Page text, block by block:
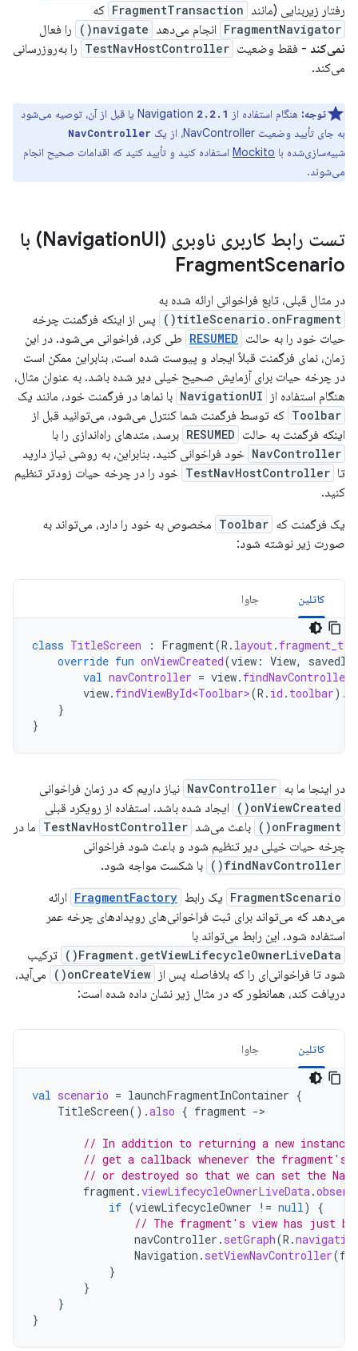
رفتار زیربنایی (مانند FragmentTransaction که
FragmentNavigator انجام می‌دهد navigate()
را فعال
نمی‌کند - فقط وضعیت TestNavHostController را به‌روزرسانی
می‌کند.
توجه: هنگام استفاده از Navigation 2.2.1
یا قبل از آن، توصیه می‌شود
به جای تأیید وضعیت NavController، از یک
NavController
شبیه‌سازی‌شده با Mockito استفاده کنید و تأیید کنید که اقدامات صحیح انجام
می‌شوند.
تست رابط کاربری ناوبری (Navigation
UI) با
FragmentScenario
در مثال قبلی، تابع فراخوانی ارائه شده به
titleScenario.onFragment()
پس از اینکه فرگمنت چرخه
حیات خود را به حالت RESUMED طی کرد، فراخوانی می‌شود. در این
زمان، نمای فرگمنت قبلاً ایجاد و پیوست شده است، بنابراین ممکن است
در چرخه حیات برای آزمایش صحیح خیلی دیر شده باشد. به عنوان مثال،
هنگام استفاده از
NavigationUI با نماها در فرگمنت خود، مانند یک
Toolbar که توسط فرگمنت شما کنترل می‌شود، می‌توانید قبل از
اینکه فرگمنت به حالت RESUMED برسد، متدهای راه‌اندازی را با
NavController خود فراخوانی کنید. بنابراین، به روشی نیاز دارید
تا TestNavHostController خود را در چرخه حیات زودتر تنظیم
کنید.
یک فرگمنت که Toolbar مخصوص به خود را دارد، می‌تواند به
صورت زیر نوشته شود:
کاتلین جاوا
class TitleScreen : Fragment(R . layout .
override fun onViewCreated(view : View,
val navController = view. findNavController
view. findViewById<Toolbar>(R . id . toolbar).
}
}
در اینجا ما به NavController نیاز داریم که در زمان فراخوانی
onViewCreated() ایجاد شده باشد. استفاده از رویکرد قبلی
onFragment() باعث می‌شد TestNavHostController ما در
چرخه حیات خیلی دیر تنظیم شود و باعث شود فراخوانی
findNavController() با شکست مواجه شود.
FragmentScenario یک رابط FragmentFactory ارائه
می‌دهد که می‌تواند برای ثبت فراخوانی‌های رویدادهای چرخه عمر
استفاده شود. این رابط می‌تواند با
Fragment.getViewLifecycleOwnerLiveData()
ترکیب
شود تا فراخوانی‌ای را که بلافاصله پس از onCreateView()
می‌آید،
دریافت کند، همانطور که در مثال زیر نشان داده شده است:
کاتلین جاوا
val scenario = launchFragmentInContainer {
TitleScreen().also { fragment ->
// In addition to returning a new instance
// get a callback whenever the fragment's
// or destroyed so that we can set the
fragment .viewLifecycleOwnerLiveData .
if (viewLifecycleOwner != null )
{
// The fragment's view has just
navController . setGraph(R .
Navigation . setViewNavController(
}
}
}
}